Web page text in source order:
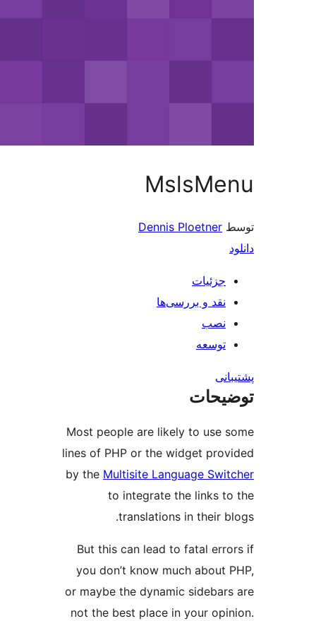
Dennis Ploetner
Most people are likely to use
lines of PHP or the widget
by theMultisite Language
to integrate the links
translations in their
But this can lead to fatal
you don’t know much about
or maybe the dynamic
not the best place in your